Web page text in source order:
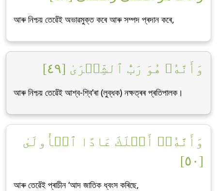
আৰু নিশ্চয় তেৱেঁই অভাৱমুক্ত কৰে আৰু সম্পদ প্ৰদান কৰে,
وَأَنَّهُۥ هُوَ رَبُّ ٱلشِّعۡرَىٰ [٤٩]
আৰু নিশ্চয় তেৱেঁই আশ্ব-শ্বি’ৰা (লুব্ধক) নক্ষত্ৰৰ প্ৰতিপালক।
وَأَنَّهُۥٓ أَهۡلَكَ عَادًا ٱلۡأُولَىٰ
[٥٠]
আৰু তেৱেঁই প্ৰাচীন ‘আদ জাতিক ধ্বংস কৰিছে,